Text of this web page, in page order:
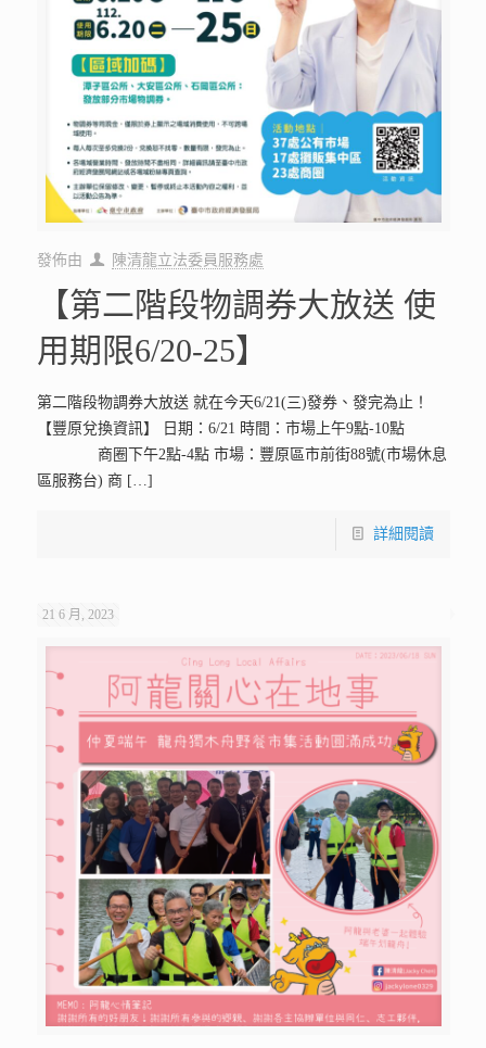
發佈由 陳清龍立法委員服務處
【第二階段物調券大放送 使
用期限6/20-25】
第二階段物調券大放送 就在今天6/21(三)發券、發完為止！
【豐原兌換資訊】 日期：6/21 時間：市場上午9點-10點
商圈下午2點-4點 市場：豐原區市前街88號(市場休息
區服務台) 商[…]
詳細閱讀
21 6 月, 2023